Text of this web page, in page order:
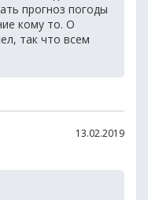
прогноз погоды
кому то. О
так что всем
13.02.2019